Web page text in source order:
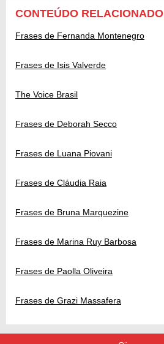
CONTEÚDO RELACIONADO
Frases de Fernanda Montenegro
Frases de Isis Valverde
The Voice Brasil
Frases de Deborah Secco
Frases de Luana Piovani
Frases de Cláudia Raia
Frases de Bruna Marquezine
Frases de Marina Ruy Barbosa
Frases de Paolla Oliveira
Frases de Grazi Massafera